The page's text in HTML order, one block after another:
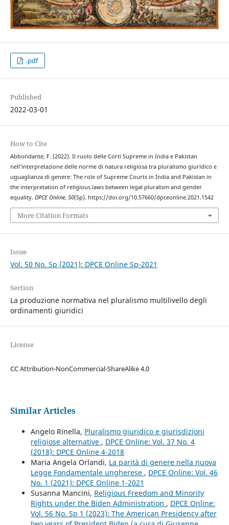
.pdf
Published
2022-03-01
How to Cite
Abbondante, F. (2022). Il ruolo delle Corti Supreme in India e Pakistan
nell’interpretazione delle norme di natura religiosa tra pluralismo giuridico e
uguaglianza di genere: The role of Supreme Courts in India and Pakistan in
the interpretation of religious laws between legal pluralism and gender
equality. DPCE Online, 50(Sp). https://doi.org/10.57660/dpceonline.2021.1542
More Citation Formats
Issue
Vol. 50 No. Sp (2021): DPCE Online Sp-2021
Section
La produzione normativa nel pluralismo multilivello degli
ordinamenti giuridici
License
CC Attribution-NonCommercial-ShareAlike 4.0
Similar Articles
Angelo Rinella, Pluralismo giuridico e giurisdizioni
religiose alternative , DPCE Online: Vol. 37 No. 4
(2018): DPCE Online 4-2018
Maria Angela Orlandi, La parità di genere nella nuova
Legge Fondamentale ungherese , DPCE Online: Vol. 46
No. 1 (2021): DPCE Online 1-2021
Susanna Mancini, Religious Freedom and Minority
Rights under the Biden Administration , DPCE Online:
Vol. 56 No. Sp 1 (2023): The American Presidency after